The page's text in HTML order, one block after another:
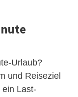
Urlaub?
und Reiseziel
ein Last-